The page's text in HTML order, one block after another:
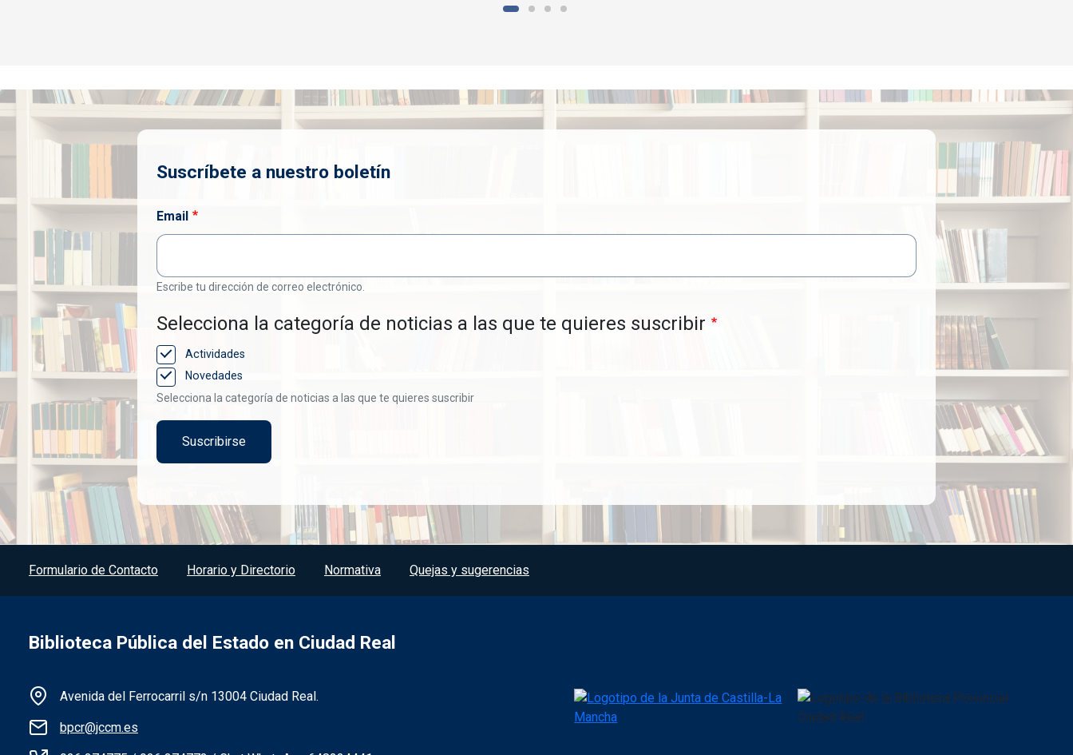
Suscríbete a nuestro boletín
Email
Escribe tu dirección de correo electrónico.
Selecciona la categoría de noticias a las que te quieres suscribir
Actividades
Novedades
Selecciona la categoría de noticias a las que te quieres suscribir
Menú del pie
Formulario de Contacto Horario y Directorio Normativa Quejas y sugerencias
Biblioteca Pública del Estado en Ciudad Real
Información de la institución
Avenida del Ferrocarril s/n 13004 Ciudad Real.
bpcr@jccm.es